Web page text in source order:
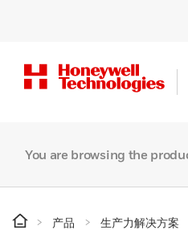
You are browsing the
产品 生产力解决方案